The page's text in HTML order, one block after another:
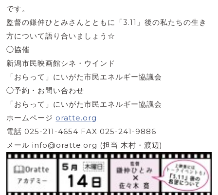
です。
監督の鎌仲ひとみさんとともに「3.11」後の私たちの生き
方について語り合いましょう☆
◯協催
新潟市民映画館シネ・ウインド
「おらって」にいがた市民エネルギー協議会
◯予約・お問い合わせ
「おらって」にいがた市民エネルギー協議会
ホームページ oratte.org
電話 025-211-4654 FAX 025-241-9886
メール info@oratte.org (担当 木村・渡辺)